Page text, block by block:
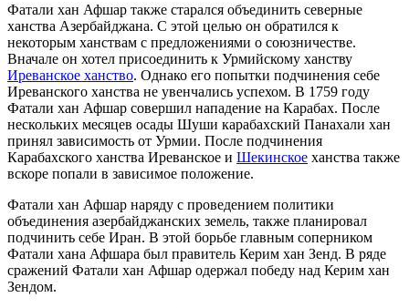
Фатали хан Афшар также старался объединить северные
ханства Азербайджана. С этой целью он обратился к
некоторым ханствам с предложениями о союзничестве.
Вначале он хотел присоединить к Урмийскому ханству
Иреванское ханство. Однако его попытки подчинения себе
Иреванского ханства не увенчались успехом. В 1759 году
Фатали хан Афшар совершил нападение на Карабах. После
нескольких месяцев осады Шуши карабахский Панахали хан
принял зависимость от Урмии. После подчинения
Карабахского ханства Иреванское и Шекинское ханства также
вскоре попали в зависимое положение.
Фатали хан Афшар наряду с проведением политики
объединения азербайджанских земель, также планировал
подчинить себе Иран. В этой борьбе главным соперником
Фатали хана Афшара был правитель Керим хан Зенд. В ряде
сражений Фатали хан Афшар одержал победу над Керим хан
Зендом.